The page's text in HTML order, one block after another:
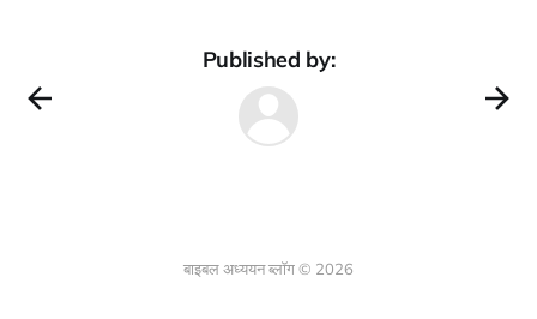
Published by:
बाइबल अध्ययन ब्लॉग © 2026